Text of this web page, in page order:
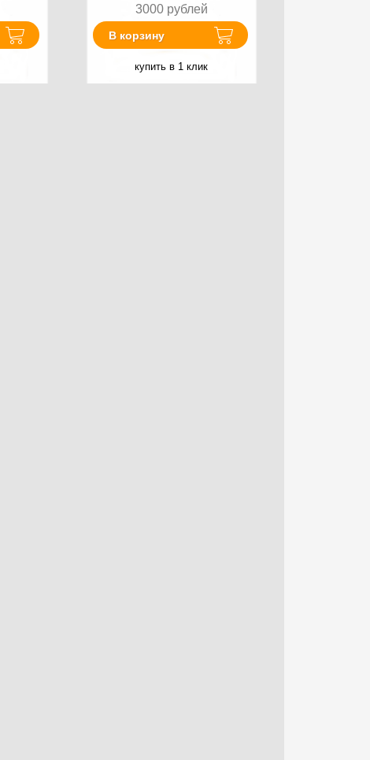
3000 рублей
В корзину
купить в 1 клик